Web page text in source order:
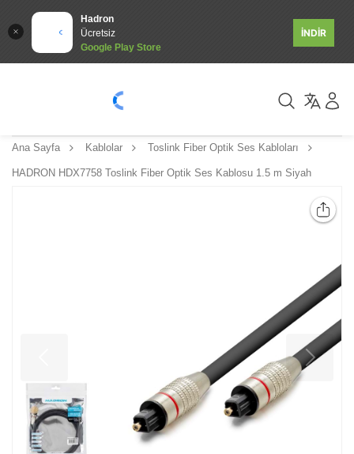
Hadron
Ücretsiz
Google Play Store
İNDİR
Ana Sayfa Kablolar Toslink Fiber Optik Ses Kabloları
HADRON HDX7758 Toslink Fiber Optik Ses Kablosu 1.5 m Siyah